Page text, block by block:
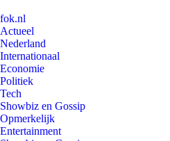
fok.nl
Actueel
Nederland
Internationaal
Economie
Politiek
Tech
Showbiz en Gossip
Opmerkelijk
Entertainment